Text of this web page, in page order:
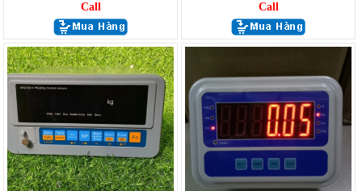
Call
Call